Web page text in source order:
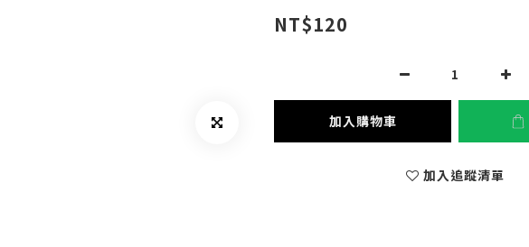
NT$120
加入購物車
加入追蹤清單